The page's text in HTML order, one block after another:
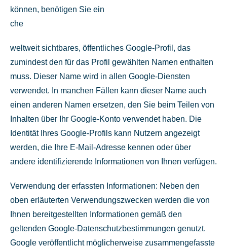
können, benötigen Sie ein
che
weltweit sichtbares, öffentliches Google-Profil, das
zumindest den für das Profil gewählten Namen enthalten
muss. Dieser Name wird in allen Google-Diensten
verwendet. In manchen Fällen kann dieser Name auch
einen anderen Namen ersetzen, den Sie beim Teilen von
Inhalten über Ihr Google-Konto verwendet haben. Die
Identität Ihres Google-Profils kann Nutzern angezeigt
werden, die Ihre E-Mail-Adresse kennen oder über
andere identifizierende Informationen von Ihnen verfügen.
Verwendung der erfassten Informationen: Neben den
oben erläuterten Verwendungszwecken werden die von
Ihnen bereitgestellten Informationen gemäß den
geltenden Google-Datenschutzbestimmungen genutzt.
Google veröffentlicht möglicherweise zusammengefasste